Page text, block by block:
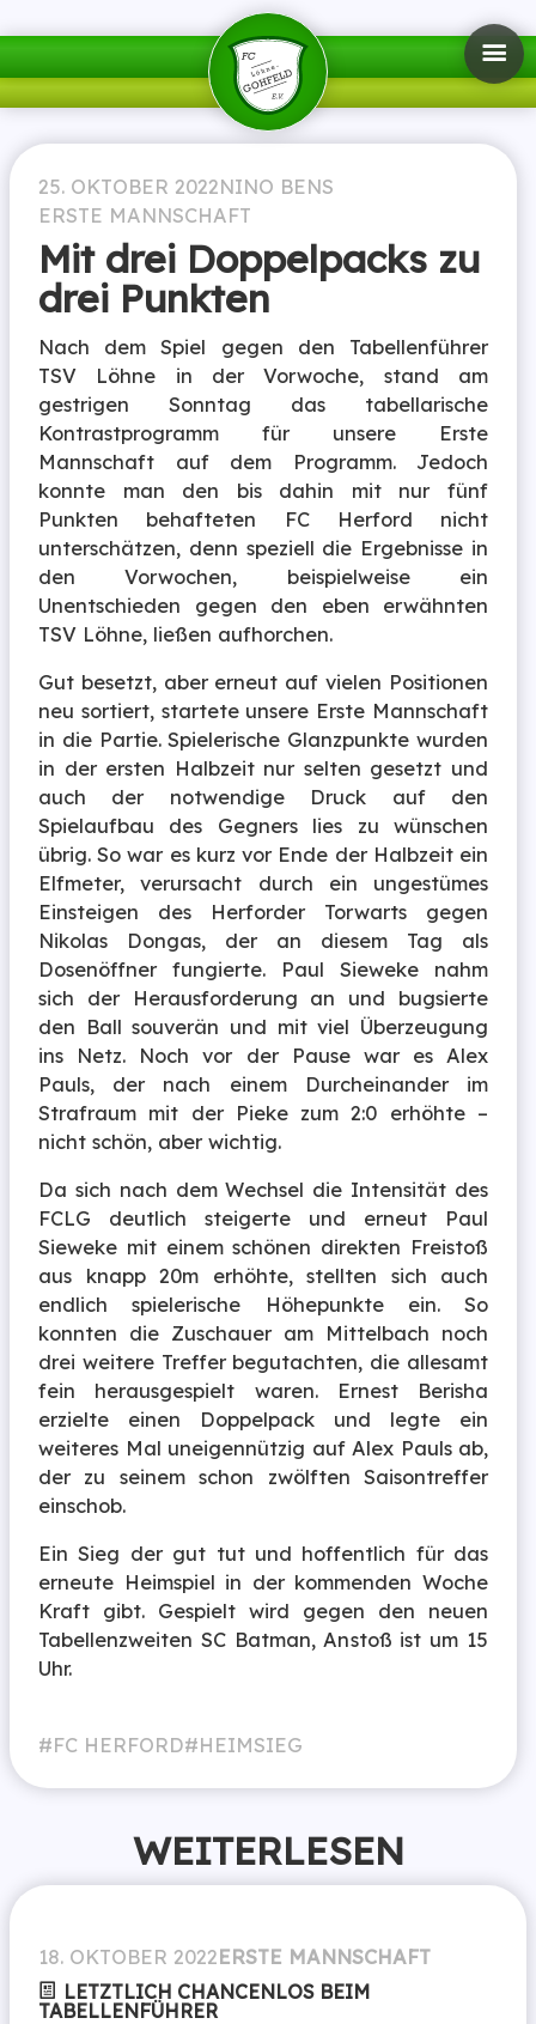
25. OKTOBER 2022NINO BENS
ERSTE MANNSCHAFT
Mit drei Doppelpacks zu
drei Punkten
Nach dem Spiel gegen den Tabellenführer
TSV Löhne in der Vorwoche, stand am
gestrigen Sonntag das tabellarische
Kontrastprogramm für unsere Erste
Mannschaft auf dem Programm. Jedoch
konnte man den bis dahin mit nur fünf
Punkten behafteten FC Herford nicht
unterschätzen, denn speziell die Ergebnisse in
den Vorwochen, beispielweise ein
Unentschieden gegen den eben erwähnten
TSV Löhne, ließen aufhorchen.
Gut besetzt, aber erneut auf vielen Positionen
neu sortiert, startete unsere Erste Mannschaft
in die Partie. Spielerische Glanzpunkte wurden
in der ersten Halbzeit nur selten gesetzt und
auch der notwendige Druck auf den
Spielaufbau des Gegners lies zu wünschen
übrig. So war es kurz vor Ende der Halbzeit ein
Elfmeter, verursacht durch ein ungestümes
Einsteigen des Herforder Torwarts gegen
Nikolas Dongas, der an diesem Tag als
Dosenöffner fungierte. Paul Sieweke nahm
sich der Herausforderung an und bugsierte
den Ball souverän und mit viel Überzeugung
ins Netz. Noch vor der Pause war es Alex
Pauls, der nach einem Durcheinander im
Strafraum mit der Pieke zum 2:0 erhöhte –
nicht schön, aber wichtig.
Da sich nach dem Wechsel die Intensität des
FCLG deutlich steigerte und erneut Paul
Sieweke mit einem schönen direkten Freistoß
aus knapp 20m erhöhte, stellten sich auch
endlich spielerische Höhepunkte ein. So
konnten die Zuschauer am Mittelbach noch
drei weitere Treffer begutachten, die allesamt
fein herausgespielt waren. Ernest Berisha
erzielte einen Doppelpack und legte ein
weiteres Mal uneigennützig auf Alex Pauls ab,
der zu seinem schon zwölften Saisontreffer
einschob.
Ein Sieg der gut tut und hoffentlich für das
erneute Heimspiel in der kommenden Woche
Kraft gibt. Gespielt wird gegen den neuen
Tabellenzweiten SC Batman, Anstoß ist um 15
Uhr.
FC HERFORD HEIMSIEG
WEITERLESEN
18. OKTOBER 2022ERSTE MANNSCHAFT
LETZTLICH CHANCENLOS BEIM
TABELLENFÜHRER